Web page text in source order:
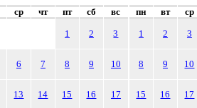
ср чт пт сб вс
1 2 3
6 7 8 9 10
13 14 15 16 17
пн вт ср
1 2 3
8 9 10
15 16 17